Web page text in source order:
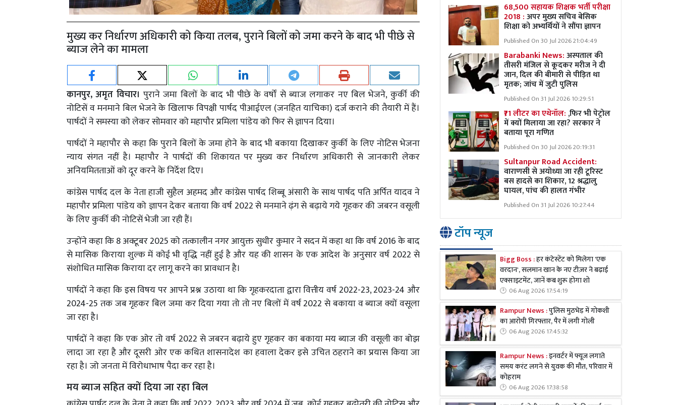
मुख्य कर निर्धारण अधिकारी को किया तलब, पुराने बिलों को जमा करने के बाद भी पीछे से
ब्याज लेने का मामला
कानपुर, अमृत विचार। पुराने जमा बिलों के बाद भी पीछे के वर्षों से ब्याज लगाकर नए बिल भेजने, कुर्की की
नोटिसें व मनमाने बिल भेजने के खिलाफ विपक्षी पार्षद पीआईएल (जनहित याचिका) दर्ज कराने की तैयारी में हैं।
पार्षदों ने समस्या को लेकर सोमवार को महापौर प्रमिला पांडेय को फिर से ज्ञापन दिया।
पार्षदों ने महापौर से कहा कि पुराने बिलों के जमा होने के बाद भी बकाया दिखाकर कुर्की के लिए नोटिस भेजना
न्याय संगत नहीं है। महापौर ने पार्षदों की शिकायत पर मुख्य कर निर्धारण अधिकारी से जानकारी लेकर
अनियमितताओं को दूर करने के निर्देश दिए।
कांग्रेस पार्षद दल के नेता हाजी सुहैल अहमद और कांग्रेस पार्षद शिब्बू अंसारी के साथ पार्षद पति अर्पित यादव ने
महापौर प्रमिला पांडेय को ज्ञापन देकर बताया कि वर्ष 2022 से मनमाने ढ़ंग से बढ़ाये गये गृहकर की जबरन वसूली
के लिए कुर्की की नोटिसें भेजी जा रही हैं।
उन्होंने कहा कि 8 अक्टूबर 2025 को तत्कालीन नगर आयुक्त सुधीर कुमार ने सदन में कहा था कि वर्ष 2016 के बाद
से मासिक किराया शुल्क में कोई भी वृद्धि नहीं हुई है और यह की शासन के एक आदेश के अनुसार वर्ष 2022 से
संशोधित मासिक किराया दर लागू करने का प्रावधान है।
पार्षदों ने कहा कि इस विषय पर आपने प्रश्न उठाया था कि गृहकरदाता द्वारा वित्तीय वर्ष 2022-23, 2023-24 और
2024-25 तक जब गृहकर बिल जमा कर दिया गया तो तो नए बिलों में वर्ष 2022 से बकाया व ब्याज क्यों वसूला
जा रहा है।
पार्षदों ने कहा कि एक ओर तो वर्ष 2022 से जबरन बढ़ाये हुए गृहकर का बकाया मय ब्याज की वसूली का बोझ
लादा जा रहा है और दूसरी ओर एक कथित शासनादेश का हवाला देकर इसे उचित ठहराने का प्रयास किया जा
रहा है। जो जनता में विरोधाभाष पैदा कर रहा है।
मय ब्याज सहित क्यों दिया जा रहा बिल
68,500 सहायक शिक्षक भर्ती परीक्षा
2018 :अपर मुख्य सचिव बेसिक
शिक्षा को अभ्यर्थियों ने सौंपा ज्ञापन
Published On 30 Jul 2026 21:04:49
Barabanki News:अस्पताल की
तीसरी मंजिल से कूदकर मरीज ने दी
जान, दिल की बीमारी से पीड़ित था
मृतक; जांच में जुटी पुलिस
Published On 31 Jul 2026 10:29:51
₹71 लीटर का एथेनॉल: ,फिर भी पेट्रोल
में क्यों मिलाया जा रहा? सरकार ने
बताया पूरा गणित
Published On 30 Jul 2026 20:19:31
Sultanpur Road Accident:
वाराणसी से अयोध्या जा रही टूरिस्ट
बस हादसे का शिकार, 12 श्रद्धालु
घायल, पांच की हालत गंभीर
Published On 31 Jul 2026 10:27:44
टॉप न्यूज
Bigg Boss :हर कंटेस्टेंट को मिलेगा 'एक
वरदान', सलमान खान के नए टीज़र ने बढ़ाई
एक्साइटमेंट, जानें कब शुरू होगा शो
06 Aug 2026 17:54:19
Rampur News :पुलिस मुठभेड़ में गोकशी
का आरोपी गिरफ्तार, पैर में लगी गोली
06 Aug 2026 17:45:32
Rampur News :इनवर्टर में फ्यूज लगाते
समय करंट लगने से युवक की मौत, परिवार में
कोहराम
06 Aug 2026 17:38:58